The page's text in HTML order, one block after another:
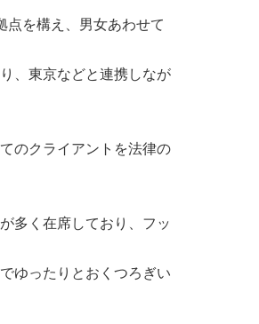
点を構え、男女あわせて
、東京などと連携しなが
のクライアントを法律の
多く在席しており、フッ
ゆったりとおくつろぎい